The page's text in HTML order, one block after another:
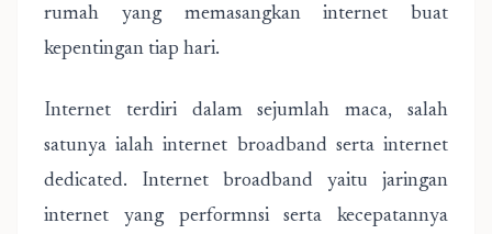
rumah yang memasangkan internet buat
kepentingan tiap hari.
Internet terdiri dalam sejumlah maca, salah
satunya ialah internet broadband serta internet
dedicated. Internet broadband yaitu jaringan
internet yang performnsi serta kecepatannya